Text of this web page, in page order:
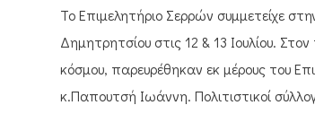
Το Επιμελητήριο Σερρών συμμετείχε
Δημητρητσίου στις 12 & 13 Ιουλίου.
κόσμου, παρευρέθηκαν εκ μέρους του
κ.Παπουτσή Ιωάννη. Πολιτιστικοί